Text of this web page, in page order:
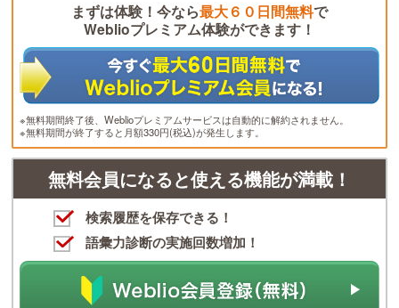
まずは体験！今なら最大６０日間無料で
Weblioプレミアム体験ができます！
※無料期間終了後、Weblioプレミアムサービスは自動的に解約されません。
※無料期間が終了すると月額330円(税込)が発生します。
無料会員になると使える機能が満載！
検索履歴を保存できる！
語彙力診断の実施回数増加！